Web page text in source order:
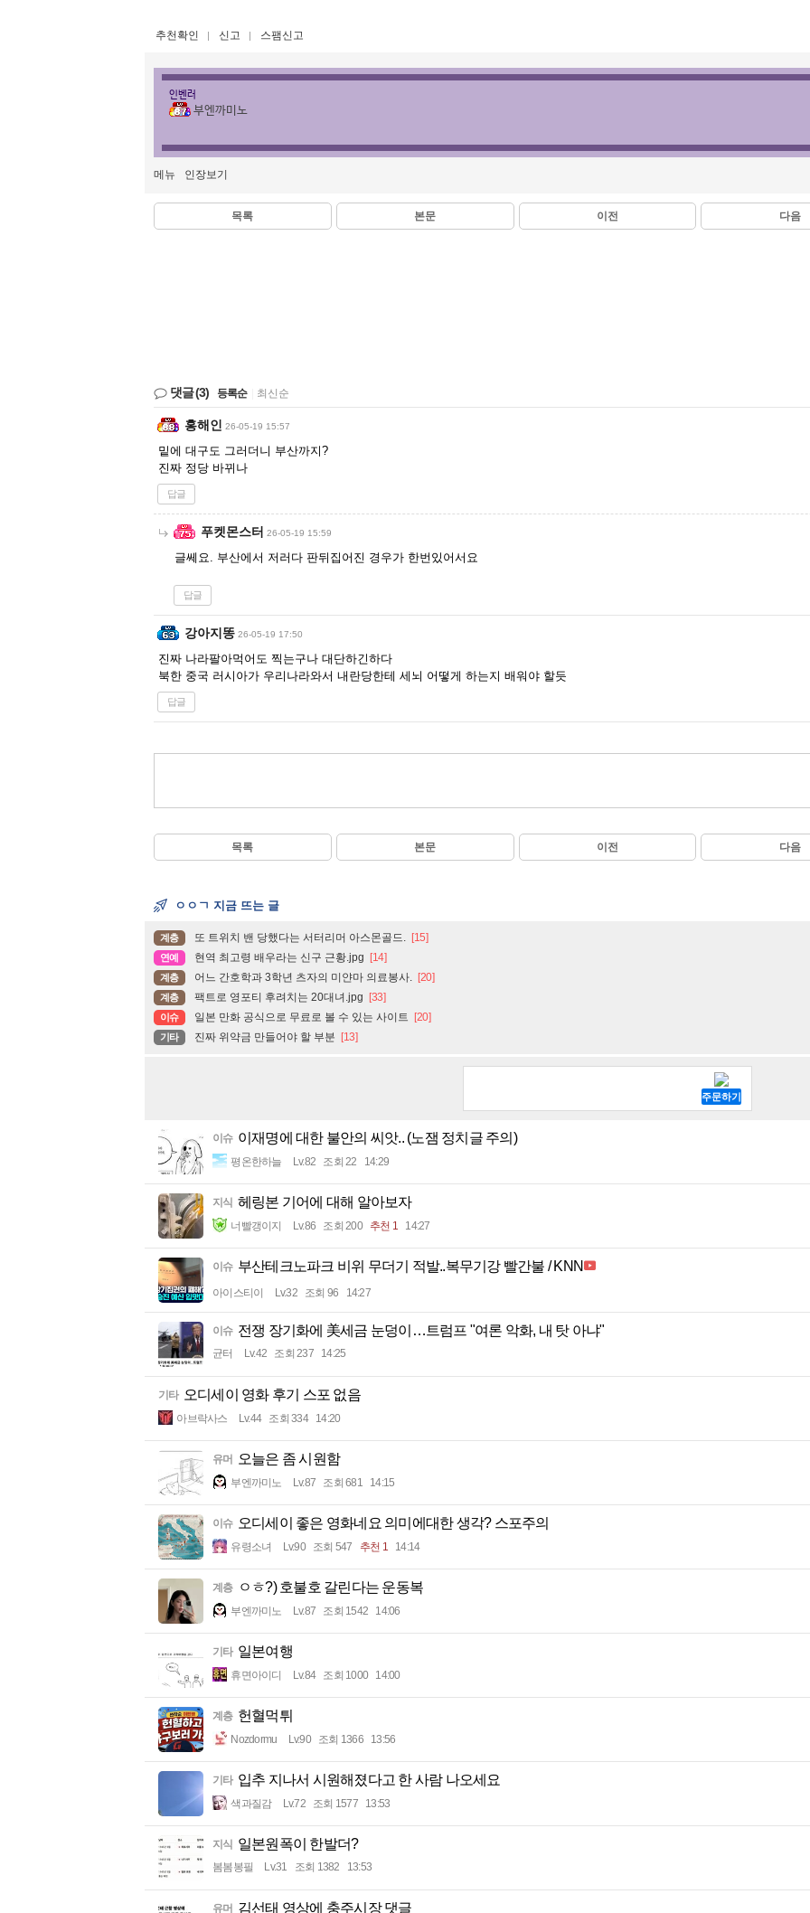
추천확인 신고 스팸신고
인벤러
부엔까미노
메뉴 인장보기
목록 본문 이전 다음
댓글(3) 등록순 최신순
홍해인 26-05-19 15:57
밑에 대구도 그러더니 부산까지?
진짜 정당 바뀌나
답글
푸켓몬스터 26-05-19 15:59
글쎄요. 부산에서 저러다 판뒤집어진 경우가 한번있어서요
답글
강아지똥 26-05-19 17:50
진짜 나라팔아먹어도 찍는구나 대단하긴하다
북한 중국 러시아가 우리나라와서 내란당한테 세뇌 어떻게 하는지 배워야 할듯
답글
목록 본문 이전 다음
ㅇㅇㄱ 지금 뜨는 글
계층 또 트위치 밴 당했다는 서터리머 아스몬골드. [15]
연예 현역 최고령 배우라는 신구 근황.jpg [14]
계층 어느 간호학과 3학년 츠자의 미얀마 의료봉사. [20]
계층 팩트로 영포티 후려치는 20대녀.jpg [33]
이슈 일본 만화 공식으로 무료로 볼 수 있는 사이트 [20]
기타 진짜 위약금 만들어야 할 부분 [13]
이슈 이재명에 대한 불안의 씨앗.. (노잼 정치글 주의)
평온한하늘 Lv.82 조회 22 14:29
지식 헤링본 기어에 대해 알아보자
너빨갱이지 Lv.86 조회 200 추천 1 14:27
이슈 부산테크노파크 비위 무더기 적발..복무기강 빨간불 / KNN
아이스티이 Lv.32 조회 96 14:27
이슈 전쟁 장기화에 美세금 눈덩이…트럼프 "여론 악화, 내 탓 아냐"
균터 Lv.42 조회 237 14:25
기타 오디세이 영화 후기 스포 없음
아브락사스 Lv.44 조회 334 14:20
유머 오늘은 좀 시원함
부엔까미노 Lv.87 조회 681 14:15
이슈 오디세이 좋은 영화네요 의미에대한 생각? 스포주의
유령소녀 Lv.90 조회 547 추천 1 14:14
계층 ㅇㅎ?) 호불호 갈린다는 운동복
부엔까미노 Lv.87 조회 1542 14:06
기타 일본여행
휴면아이디 Lv.84 조회 1000 14:00
계층 헌혈먹튀
Nozdormu Lv.90 조회 1366 13:56
기타 입추 지나서 시원해졌다고 한 사람 나오세요
색과질감 Lv.72 조회 1577 13:53
지식 일본원폭이 한발더?
봄봄봉필 Lv.31 조회 1382 13:53
유머 김선태 영상에 충주시장 댓글